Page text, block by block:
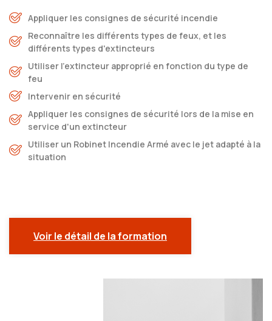
Appliquer les consignes de sécurité incendie
Reconnaître les différents types de feux, et les
différents types d'extincteurs
Utiliser l'extincteur approprié en fonction du type de
feu
Intervenir en sécurité
Appliquer les consignes de sécurité lors de la mise en
service d'un extincteur
Utiliser un Robinet Incendie Armé avec le jet adapté à la
situation
Voir le détail de la formation